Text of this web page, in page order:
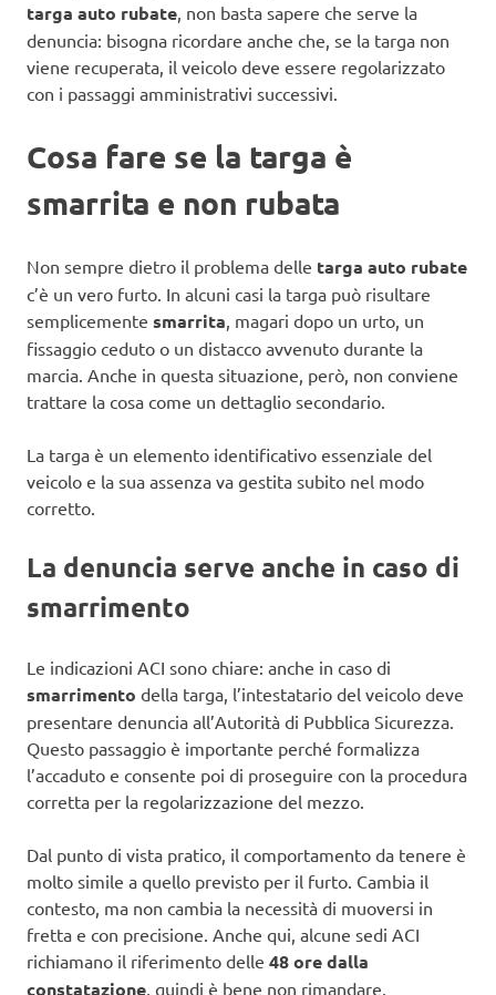
targa auto rubate, non basta sapere che serve la
denuncia: bisogna ricordare anche che, se la targa non
viene recuperata, il veicolo deve essere regolarizzato
con i passaggi amministrativi successivi.
Cosa fare se la targa è
smarrita e non rubata
Non sempre dietro il problema delle targa auto rubate
c’è un vero furto. In alcuni casi la targa può risultare
semplicemente smarrita, magari dopo un urto, un
fissaggio ceduto o un distacco avvenuto durante la
marcia. Anche in questa situazione, però, non conviene
trattare la cosa come un dettaglio secondario.
La targa è un elemento identificativo essenziale del
veicolo e la sua assenza va gestita subito nel modo
corretto.
La denuncia serve anche in caso di
smarrimento
Le indicazioni ACI sono chiare: anche in caso di
smarrimento della targa, l’intestatario del veicolo deve
presentare denuncia all’Autorità di Pubblica Sicurezza.
Questo passaggio è importante perché formalizza
l’accaduto e consente poi di proseguire con la procedura
corretta per la regolarizzazione del mezzo.
Dal punto di vista pratico, il comportamento da tenere è
molto simile a quello previsto per il furto. Cambia il
contesto, ma non cambia la necessità di muoversi in
fretta e con precisione. Anche qui, alcune sedi ACI
richiamano il riferimento delle 48 ore dalla
constatazione, quindi è bene non rimandare.